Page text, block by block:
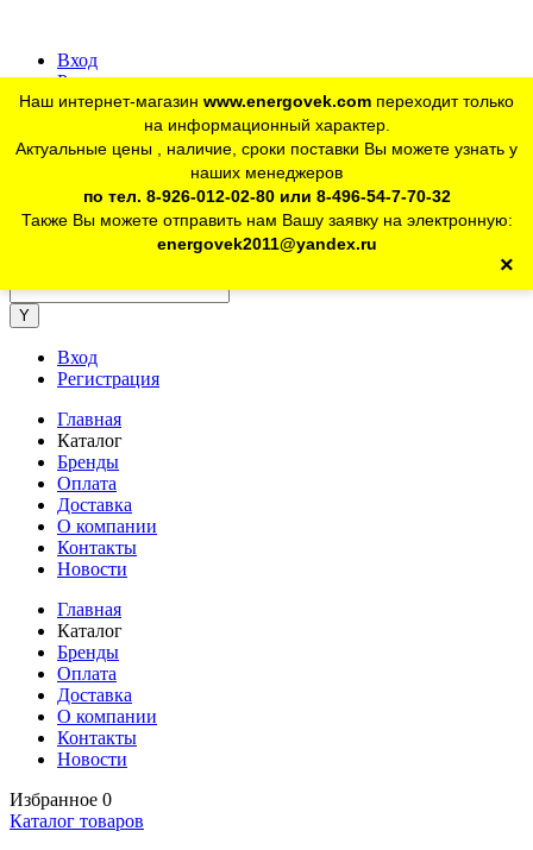
Вход
Регистрация
Для юр. лиц:+7 (926) 012-02-80
telegram Розничный магазин:+7 (925) 902-46-10
Наш интернет-магазин www.energovek.com переходит только
на информационный характер.
Актуальные цены , наличие, сроки поставки Вы можете узнать у
наших менеджеров
по тел. 8-926-012-02-80 или 8-496-54-7-70-32
Также Вы можете отправить нам Вашу заявку на электронную:
energovek2011@yandex.ru
×
Вход
Регистрация
Главная
Каталог
Бренды
Оплата
Доставка
О компании
Контакты
Новости
Главная
Каталог
Бренды
Оплата
Доставка
О компании
Контакты
Новости
Избранное 0
Каталог товаров